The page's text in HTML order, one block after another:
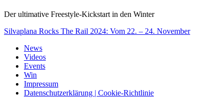
Der ultimative Freestyle-Kickstart in den Winter
Silvaplana Rocks The Rail 2024: Vom 22. – 24. November
News
Videos
Events
Win
Impressum
Datenschutzerklärung | Cookie-Richtlinie